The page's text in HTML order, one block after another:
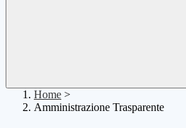
Home >
Amministrazione Trasparente